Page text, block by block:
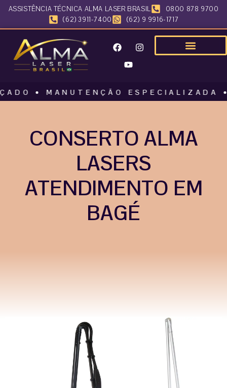
ASSISTÊNCIA TÉCNICA ALMA LASER BRASIL
0800 878 9700
(62) 3911-7400
(62) 9 9916-1717
• MANUTENÇÃO ESPECIALIZADA •
CONSERTO ALMA
LASERS
ATENDIMENTO EM
BAGÉ